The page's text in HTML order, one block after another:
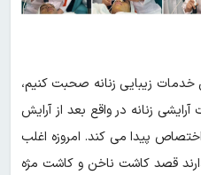
زیبایی زنانه صحبت کنیم،
زنانه در واقع بعد از آرایش
پیدا می کند. امروزه اغلب
قصد کاشت ناخن و کاشت مژه